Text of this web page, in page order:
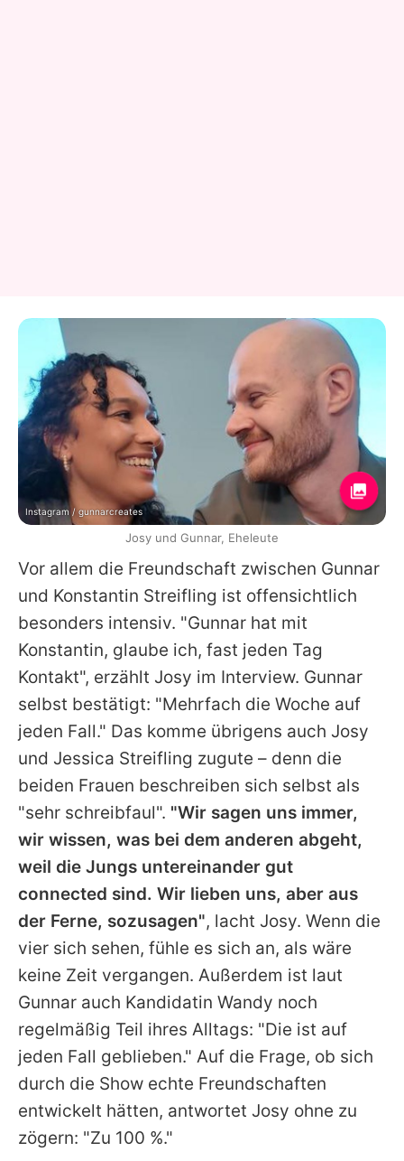
Vor allem die Freundschaft zwischen Gunnar
und Konstantin Streifling ist offensichtlich
besonders intensiv. "Gunnar hat mit
Konstantin, glaube ich, fast jeden Tag
Kontakt", erzählt Josy im Interview. Gunnar
selbst bestätigt: "Mehrfach die Woche auf
jeden Fall." Das komme übrigens auch Josy
und Jessica Streifling zugute – denn die
beiden Frauen beschreiben sich selbst als
"sehr schreibfaul". "Wir sagen uns immer,
wir wissen, was bei dem anderen abgeht,
weil die Jungs untereinander gut
connected sind. Wir lieben uns, aber aus
der Ferne, sozusagen", lacht Josy. Wenn die
vier sich sehen, fühle es sich an, als wäre
keine Zeit vergangen. Außerdem ist laut
Gunnar auch Kandidatin Wandy noch
regelmäßig Teil ihres Alltags: "Die ist auf
jeden Fall geblieben." Auf die Frage, ob sich
durch die Show echte Freundschaften
entwickelt hätten, antwortet Josy ohne zu
zögern: "Zu 100 %."
Instagram / gunnarcreates
Josy und Gunnar, Eheleute